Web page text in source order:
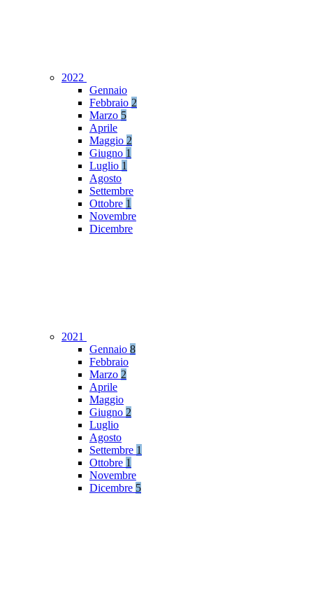
2022
Gennaio
Febbraio 2
Marzo 5
Aprile
Maggio 2
Giugno 1
Luglio 1
Agosto
Settembre
Ottobre 1
Novembre
Dicembre
2021
Gennaio 8
Febbraio
Marzo 2
Aprile
Maggio
Giugno 2
Luglio
Agosto
Settembre 1
Ottobre 1
Novembre
Dicembre 5